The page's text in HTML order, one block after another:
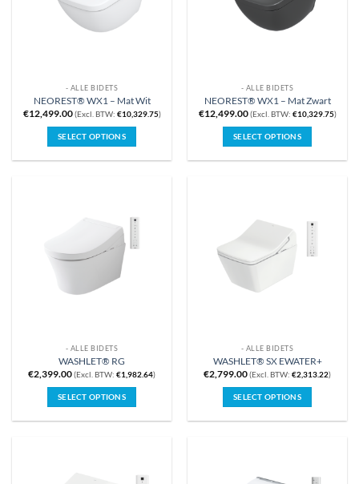
- ALLE BIDETS
NEOREST® WX1 – Mat Wit
€12,499.00 (Excl. BTW: €10,329.75)
SELECT OPTIONS
- ALLE BIDETS
NEOREST® WX1 – Mat Zwart
€12,499.00 (Excl. BTW: €10,329.75)
SELECT OPTIONS
- ALLE BIDETS
WASHLET® RG
€2,399.00(Excl. BTW: €1,982.64)
SELECT OPTIONS
- ALLE BIDETS
WASHLET® SX EWATER+
€2,799.00(Excl. BTW: €2,313.22)
SELECT OPTIONS